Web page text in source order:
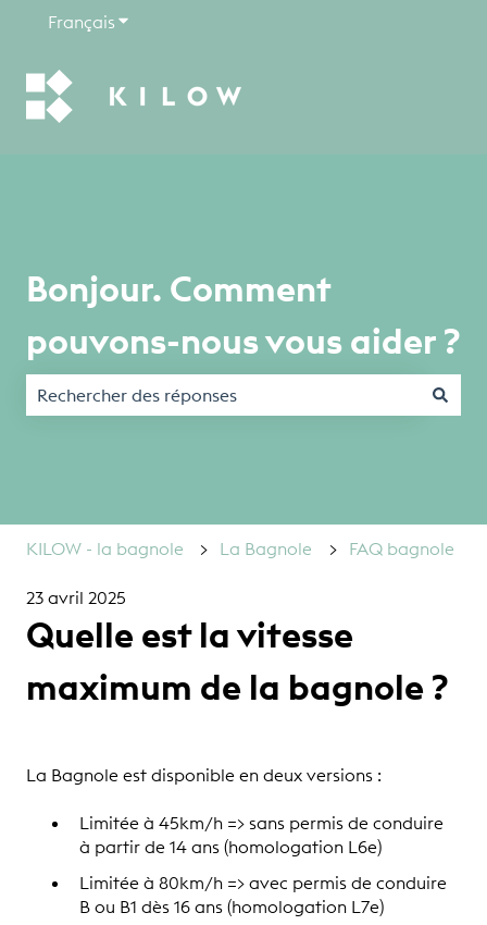
Français Afficher le sous-menu pour les traductions
Bonjour. Comment
pouvons-nous vous aider ?
KILOW - la bagnole La Bagnole FAQ bagnole
23 avril 2025
Quelle est la vitesse
maximum de la bagnole ?
La Bagnole est disponible en deux versions :
Limitée à 45km/h => sans permis de conduire
à partir de 14 ans (homologation L6e)
Limitée à 80km/h => avec permis de conduire
B ou B1 dès 16 ans (homologation L7e)